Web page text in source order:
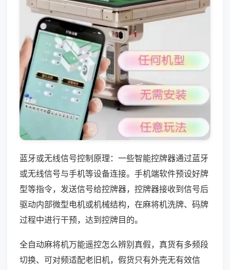
蓝牙或无线信号控制原理：一些智能控牌器通过蓝牙
或无线信号与手机等设备连接。手机端软件预设好牌
型等指令，发送信号给控牌器，控牌器接收到信号后
驱动内部微型电机或机械结构，在麻将机洗牌、码牌
过程中进行干预，达到控牌目的。
全自动麻将机万能遥控怎么辨别真假，真货有多频段
切换、可对频适配老旧机，假货只有外壳无有效信